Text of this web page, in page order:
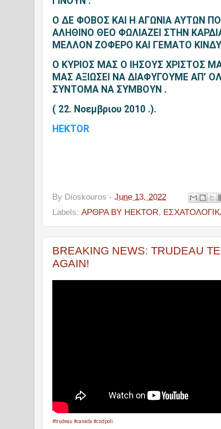
Ο ΔΕ ΦΟΒΟΣ ΚΑΙ Η ΑΓΩΝΙΑ ΑΥΤΩΝ
ΑΛΗΘΙΝΟ ΘΕΟ ΦΩΛΙΑΖΕΙ ΣΤΗΝ
ΜΕΛΛΟΝ ΖΟΦΕΡΟ ΚΑΙ ΓΕΜΑΤΟ
Ο ΚΥΡΙΟΣ ΜΑΣ Ο ΙΗΣΟΥΣ ΧΡΙΣΤΟΣ
ΜΑΣ ΑΞΙΩΣΕΙ ΝΑ ΔΙΑΦΥΓΟΥΜΕ ΑΠ’
ΣΥΝΤΟΜΑ ΝΑ ΣΥΜΒΟΥΝ .
( 22. Νοεμβριου 2010 .).
HEKTOR
By Dioskouros - June 13, 2022
Labels: ΑΡΘΡΑ BY HEKTOR,
BREAKING NEWS: TRUDEAU
AGAIN!
#trudeau #canada #cndpoli